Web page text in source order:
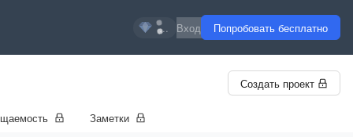
... Вход Попробовать бесплатно
Создать проект
Заметки